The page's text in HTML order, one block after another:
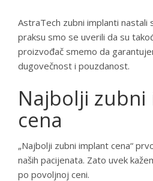
AstraTech zubni implanti nastali
praksu smo se uverili da su
proizvođač smemo da
dugovečnost i pouzdanost.
Najbolji zubni
cena
„Najbolji zubni implant cena“
naših pacijenata. Zato uvek
po povoljnoj ceni.